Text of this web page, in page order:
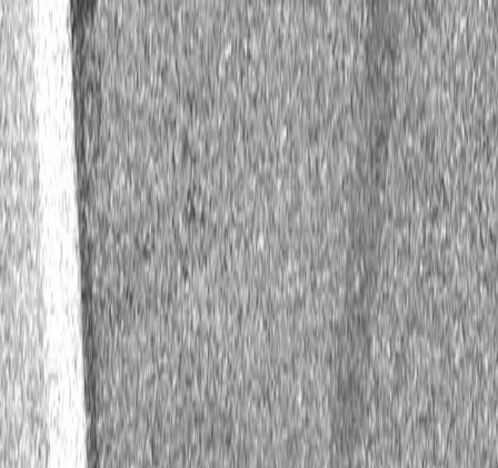
Частные пилоты
Шасси: -
Двигатель: -
Резина: -
Страна:
Казахстан
Основатель: Александр Карташов
Владелец: Александр Карташов
Дата основания: 12.10.2015
Рейтинг: 3